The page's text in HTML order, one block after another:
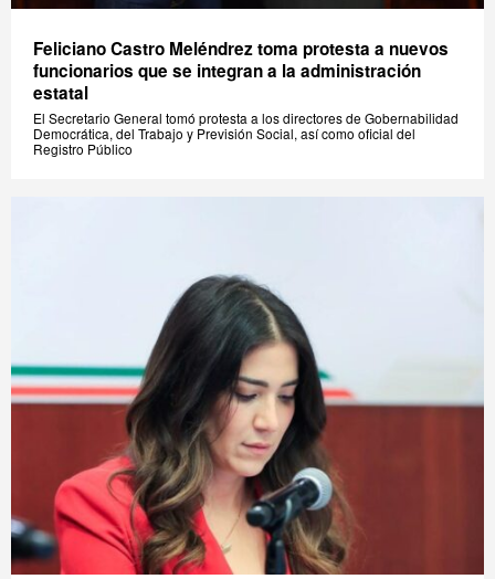
Feliciano Castro Meléndrez toma protesta a nuevos
funcionarios que se integran a la administración
estatal
El Secretario General tomó protesta a los directores de Gobernabilidad
Democrática, del Trabajo y Previsión Social, así como oficial del
Registro Público